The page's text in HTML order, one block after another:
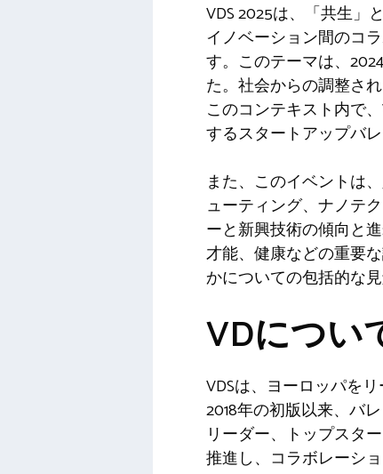
VDS 2025は、「共生」
イノベーション間のコ
す。このテーマは、
た。社会からの調整さ
このコンテキスト内で
するスタートアップバ
また、このイベントは
ューティング、ナノテ
ーと新興技術の傾向と
才能、健康などの重要
かについての包括的な
VDについ
VDSは、ヨーロッパを
2018年の初版以来、バ
リーダー、トップスタ
推進し、コラボレーシ